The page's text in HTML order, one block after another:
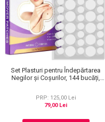
Set Plasturi pentru Îndepărtarea
Negilor și Coșurilor, 144 bucăți,
PRP: 125,00 Lei
79,00 Lei